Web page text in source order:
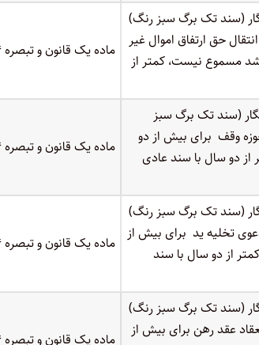
(سند تک برگ سبز رنگ)
حق ارتفاق اموال غیر
مسموع نیست، کمتر از
ماده یک قانون و تبصره ۴ ماده یک
(سند تک برگ سبز
وقف برای بیش از دو
دو سال با سند عادی
ماده یک قانون و تبصره ۴ ماده یک
(سند تک برگ سبز رنگ)
تخلیه ید برای بیش از
از دو سال با سند
ماده یک قانون و تبصره ۴ ماده یک
(سند تک برگ سبز رنگ)
عقد رهن برای بیش از
ماده یک قانون و تبصره ۴ ماده یک